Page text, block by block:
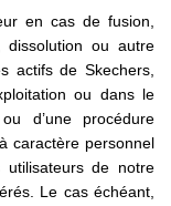
en cas de fusion,
dissolution ou autre
actifs de Skechers,
ou dans le
d’une procédure
caractère personnel
utilisateurs de notre
Le cas échéant,